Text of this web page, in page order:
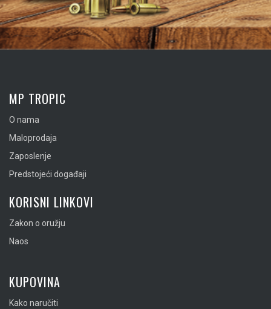
MP TROPIC
O nama
Maloprodaja
Zaposlenje
Predstojeći događaji
KORISNI LINKOVI
Zakon o oružju
Naos
KUPOVINA
Kako naručiti